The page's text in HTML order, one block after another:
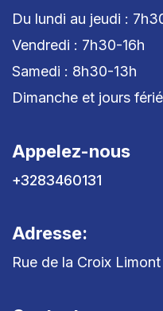
Du lundi au jeudi :
Vendredi :
Samedi : 8h30-13h
Dimanche et jours
Appelez-nous
+3283460131
Adresse:
Rue de la Croix